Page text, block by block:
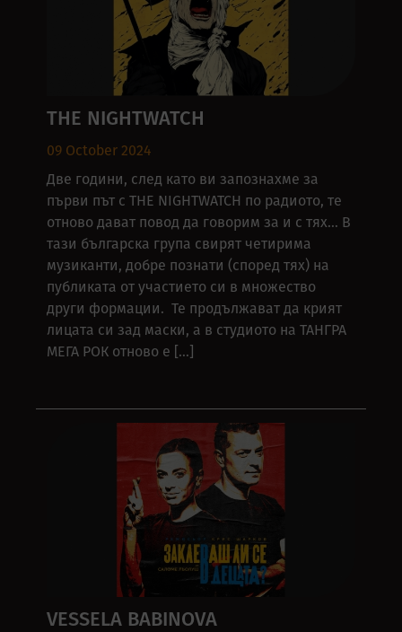
THE NIGHTWATCH
09 October 2024
Две години, след като ви запознахме за
първи път с THE NIGHTWATCH по радиото, те
отново дават повод да говорим за и с тях… В
тази българска група свирят четирима
музиканти, добре познати (според тях) на
публиката от участието си в множество
други формации. Те продължават да крият
лицата си зад маски, а в студиото на ТАНГРА
МЕГА РОК отново е […]
VESSELA BABINOVA